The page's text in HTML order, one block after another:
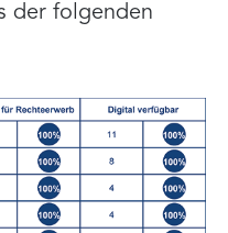
der folgenden